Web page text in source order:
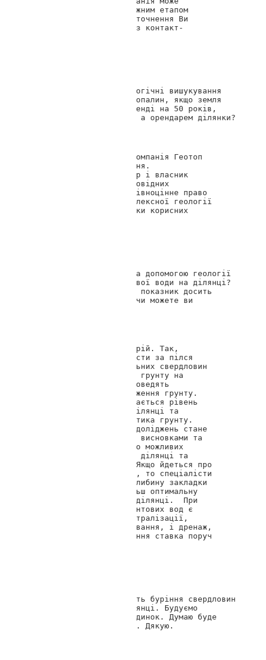
допомогти Вам з кожним етапом
будівництва. Для уточнення Ви
можете зв'язатися з контакт-
Чи можу я провести геологічні вишукування
для розвідки корисних копалин, якщо земля
знаходиться у мене в оренді на 50 років,
тобто я є не власником, а орендарем ділянки?
Вітаємо, Миколо! Компанія Геотоп
дякує Вам за питання.
За законами орендар і власник
після надання відповідних
документів мають рівноцінне право
на проведення комплексної геології
ділянки для розвідки корисних
ДОбрий день. Чи можна за допомогою геології
визначити рівень грунтової води на ділянці?
Якщо  виявиться, що цей показник досить
високий і небезпечний, чи можете ви
Доброго дня, Григорій. Так,
звичайно. Спеціалісти за пілся
буріння розвідувальних свердловин
та відбору зразків грунту на
різній глибині, проведять
лабораторне дослідження грунту.
Таким чином визначається рівень
грунтових вод на ділянці та
загалом характеристика грунту.
Результатом таких доліджень стане
геологічний звіт з висновками та
рекомендаціями щодо можливих
негативних явищ на ділянці та
запобіжні методи. Якщо йдеться про
проект будівництва, то спеціалісти
визначають тип и глибину закладки
фундаменту, найбільш оптимальну
для грунту на цій ділянці.  При
високому рівні грунтових вод є
безліч методів нейтралізації,
серед яких і осушування, і дренаж,
і навіть облаштування ставка поруч
Доброго дня. Яка вартість буріння свердловин
і аналізу грунту на ділянці. Будуємо
невеличний приватний будинок. Думаю буде
достатньо 2 свердловини. Дякую.